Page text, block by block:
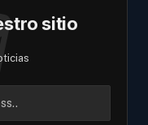
sitio